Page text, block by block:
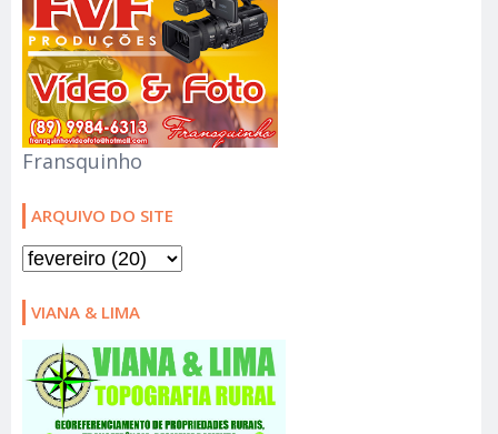
Fransquinho
ARQUIVO DO SITE
VIANA & LIMA